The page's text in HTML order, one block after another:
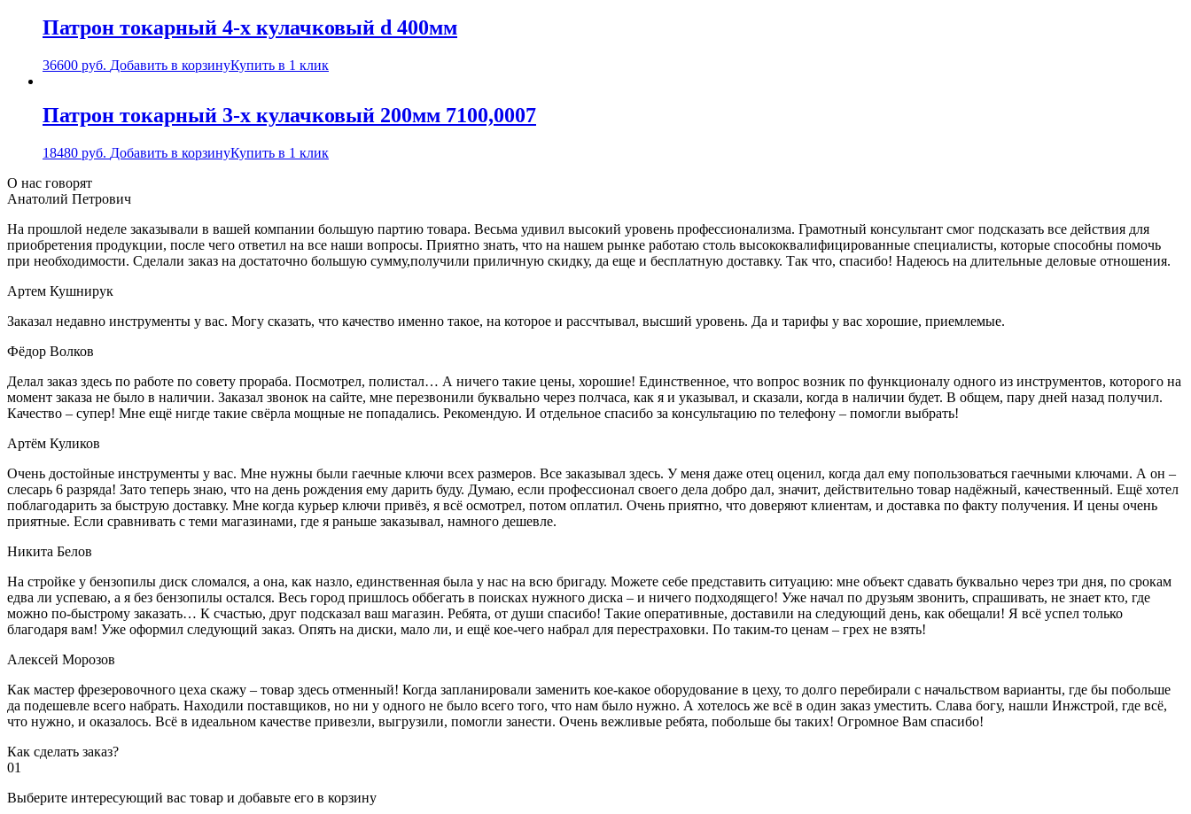
Патрон токарный 4-х кулачковый d 400мм
36600 руб. Добавить в корзинуКупить в 1 клик
Патрон токарный 3-х кулачковый 200мм 7100,0007
18480 руб. Добавить в корзинуКупить в 1 клик
О нас говорят
Анатолий Петрович
На прошлой неделе заказывали в вашей компании большую партию товара. Весьма удивил высокий уровень профессионализма. Грамотный консультант смог подсказать все действия для
приобретения продукции, после чего ответил на все наши вопросы. Приятно знать, что на нашем рынке работаю столь высококвалифицированные специалисты, которые способны помочь
при необходимости. Сделали заказ на достаточно большую сумму,получили приличную скидку, да еще и бесплатную доставку. Так что, спасибо! Надеюсь на длительные деловые отношения.
Артем Кушнирук
Заказал недавно инструменты у вас. Могу сказать, что качество именно такое, на которое и рассчтывал, высший уровень. Да и тарифы у вас хорошие, приемлемые.
Фёдор Волков
Делал заказ здесь по работе по совету прораба. Посмотрел, полистал… А ничего такие цены, хорошие! Единственное, что вопрос возник по функционалу одного из инструментов, которого на
момент заказа не было в наличии. Заказал звонок на сайте, мне перезвонили буквально через полчаса, как я и указывал, и сказали, когда в наличии будет. В общем, пару дней назад получил.
Качество – супер! Мне ещё нигде такие свёрла мощные не попадались. Рекомендую. И отдельное спасибо за консультацию по телефону – помогли выбрать!
Артём Куликов
Очень достойные инструменты у вас. Мне нужны были гаечные ключи всех размеров. Все заказывал здесь. У меня даже отец оценил, когда дал ему попользоваться гаечными ключами. А он –
слесарь 6 разряда! Зато теперь знаю, что на день рождения ему дарить буду. Думаю, если профессионал своего дела добро дал, значит, действительно товар надёжный, качественный. Ещё хотел
поблагодарить за быструю доставку. Мне когда курьер ключи привёз, я всё осмотрел, потом оплатил. Очень приятно, что доверяют клиентам, и доставка по факту получения. И цены очень
приятные. Если сравнивать с теми магазинами, где я раньше заказывал, намного дешевле.
Никита Белов
На стройке у бензопилы диск сломался, а она, как назло, единственная была у нас на всю бригаду. Можете себе представить ситуацию: мне объект сдавать буквально через три дня, по срокам
едва ли успеваю, а я без бензопилы остался. Весь город пришлось оббегать в поисках нужного диска – и ничего подходящего! Уже начал по друзьям звонить, спрашивать, не знает кто, где
можно по-быстрому заказать… К счастью, друг подсказал ваш магазин. Ребята, от души спасибо! Такие оперативные, доставили на следующий день, как обещали! Я всё успел только
благодаря вам! Уже оформил следующий заказ. Опять на диски, мало ли, и ещё кое-чего набрал для перестраховки. По таким-то ценам – грех не взять!
Алексей Морозов
Как мастер фрезеровочного цеха скажу – товар здесь отменный! Когда запланировали заменить кое-какое оборудование в цеху, то долго перебирали с начальством варианты, где бы побольше
да подешевле всего набрать. Находили поставщиков, но ни у одного не было всего того, что нам было нужно. А хотелось же всё в один заказ уместить. Слава богу, нашли Инжстрой, где всё,
что нужно, и оказалось. Всё в идеальном качестве привезли, выгрузили, помогли занести. Очень вежливые ребята, побольше бы таких! Огромное Вам спасибо!
Как сделать заказ?
01
Выберите интересующий вас товар и добавьте его в корзину